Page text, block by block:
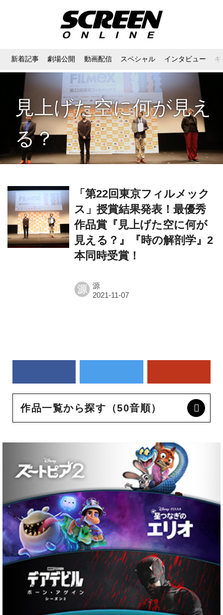
新着記事 劇場公開 動画配信 スペシャル インタビュー
見上げた空に何が見え
る？
「第22回東京フィルメック
ス」授賞結果発表！最優秀
作品賞『見上げた空に何が
見える？』『時の解剖学』2
本同時受賞！
源 源
作品一覧から探す（50音順）